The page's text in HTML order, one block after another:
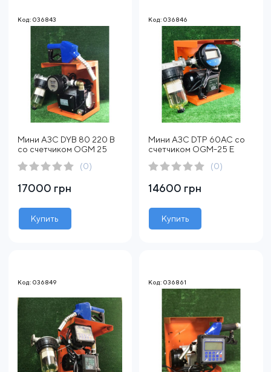
Код: 036843
Мини АЗС DYB 80 220 В
со счетчиком OGM 25
(0)
17000 грн
Купить
Код: 036846
Мини АЗС DTP 60AC со
счетчиком OGM-25 E
(0)
14600 грн
Купить
Код: 036849 Код: 036861